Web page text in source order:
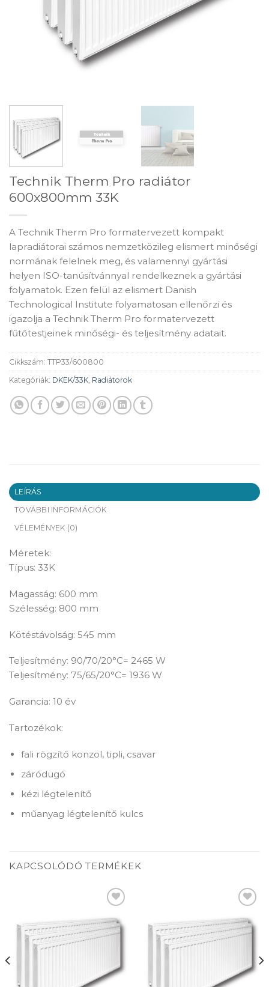
Technik Therm Pro radiátor
600x800mm 33K
A Technik Therm Pro formatervezett kompakt
lapradiátorai számos nemzetközileg elismert minőségi
normának felelnek meg, és valamennyi gyártási
helyen ISO-tanúsítvánnyal rendelkeznek a gyártási
folyamatok. Ezen felül az elismert Danish
Technological Institute folyamatosan ellenőrzi és
igazolja a Technik Therm Pro formatervezett
fűtőtestjeinek minőségi- és teljesítmény adatait.
Cikkszám: TTP33/600800
Kategóriák: DKEK/33K Radiátorok
LEÍRÁS
TOVÁBBI INFORMÁCIÓK
VÉLEMÉNYEK (0)
Méretek:
Típus: 33K
Magasság: 600 mm
Szélesség: 800 mm
Kötéstávolság: 545 mm
Teljesítmény: 90/70/20°C= 2465 W
Teljesítmény: 75/65/20°C= 1936 W
Garancia: 10 év
Tartozékok:
fali rögzítő konzol, tipli, csavar
záródugó
kézi légtelenítő
műanyag légtelenítő kulcs
KAPCSOLÓDÓ TERMÉKEK
Add to
Add to